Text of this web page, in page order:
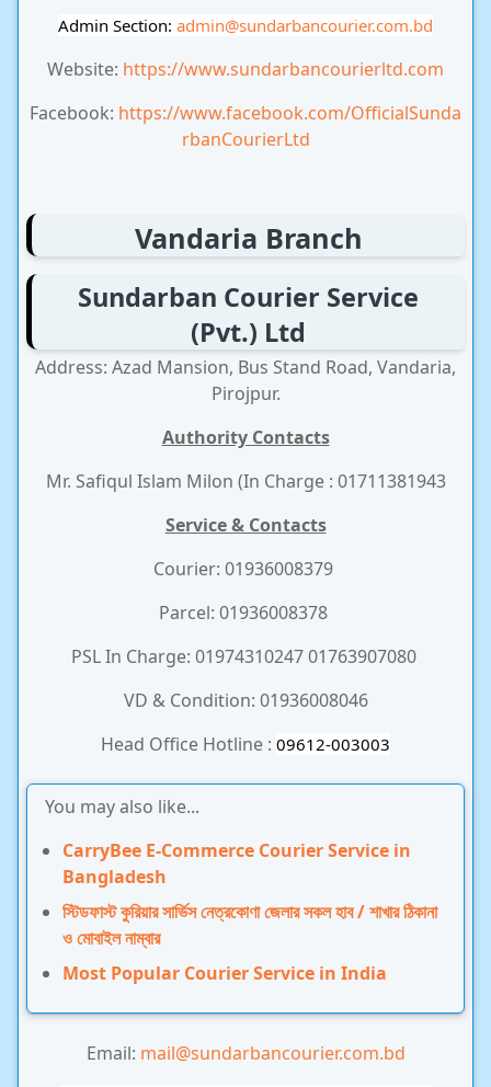
Admin Section: admin@sundarbancourier.com.bd
Website: https://www.sundarbancourierltd.com
Facebook: https://www.facebook.com/OfficialSunda
rbanCourierLtd
Vandaria Branch
Sundarban Courier Service
(Pvt.) Ltd
Address: Azad Mansion, Bus Stand Road, Vandaria,
Pirojpur.
Authority Contacts
Mr. Safiqul Islam Milon (In Charge : 01711381943
Service & Contacts
Courier: 01936008379
Parcel: 01936008378
PSL In Charge: 01974310247 01763907080
VD & Condition: 01936008046
Head Office Hotline : 09612-003003
You may also like...
CarryBee E-Commerce Courier Service in
Bangladesh
স্টিডফাস্ট কুরিয়ার সার্ভিস নেত্রকোণা জেলার সকল হাব / শাখার ঠিকানা
ও মোবাইল নাম্বার
Most Popular Courier Service in India
Email: mail@sundarbancourier.com.bd